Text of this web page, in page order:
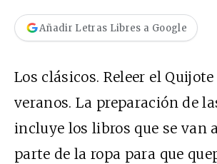
Añadir Letras Libres a Google
Los clásicos. Releer el
veranos. La preparación de
incluye los libros que se van
parte de la ropa para que